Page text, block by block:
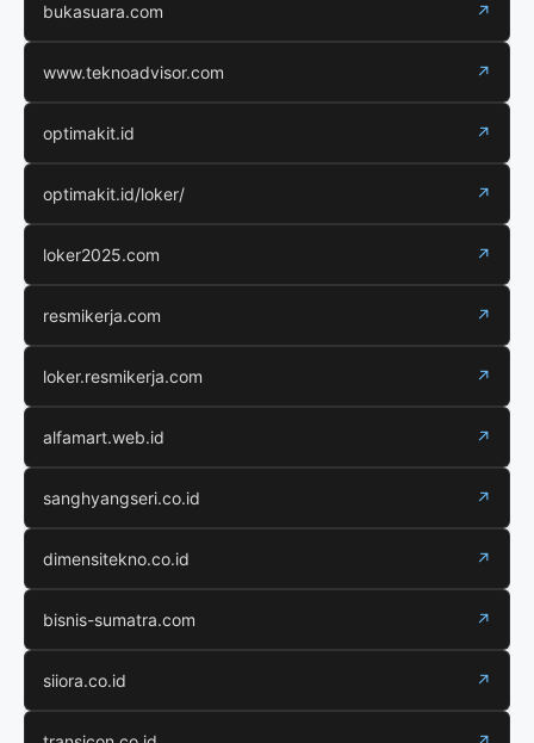
bukasuara.com ↗
www.teknoadvisor.com ↗
optimakit.id ↗
optimakit.id/loker/ ↗
loker2025.com ↗
resmikerja.com ↗
loker.resmikerja.com ↗
alfamart.web.id ↗
sanghyangseri.co.id ↗
dimensitekno.co.id ↗
bisnis-sumatra.com ↗
siiora.co.id ↗